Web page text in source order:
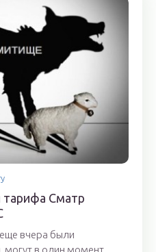
Сматр
вчера были
в один момент